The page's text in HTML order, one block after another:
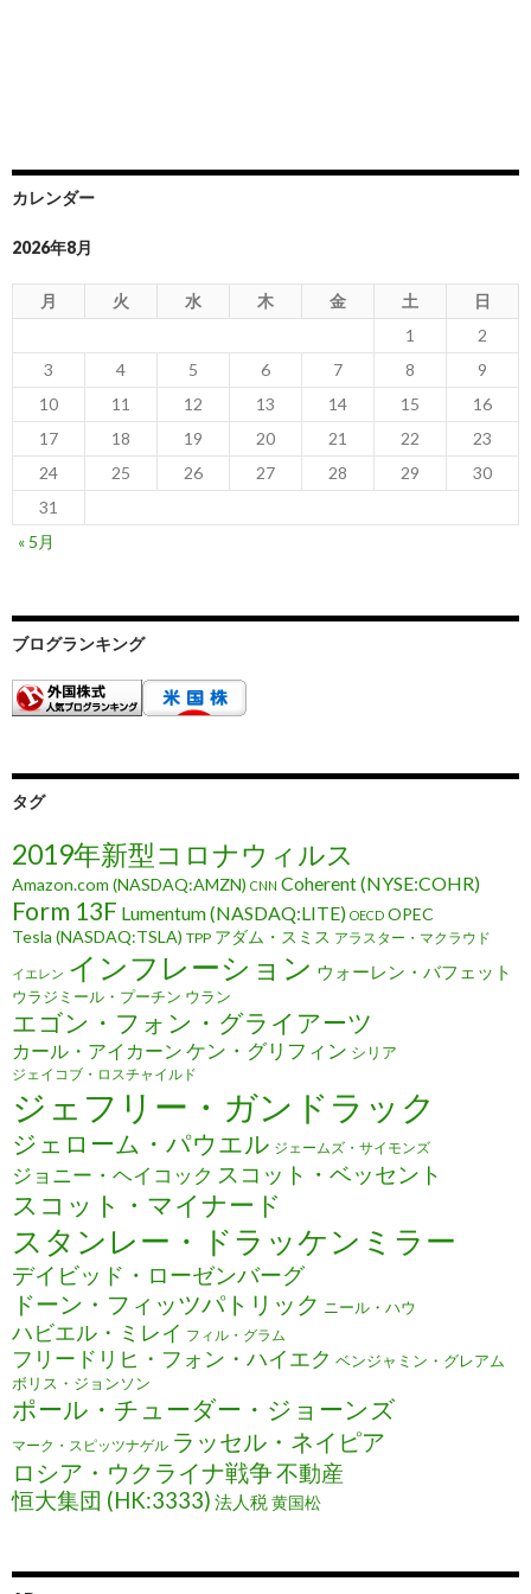
カレンダー
2026年8月
月 火 水 木 金 土
日
1
2
3
4 5 6 7 8
9
10
11 12 13 14 15
16
17
18 19 20 21 22
23
24
25 26 27 28 29
30
31
« 5月
ブログランキング
タグ
2019年新型コロナウィルス
Amazon.com (NASDAQ:AMZN) CNN Coherent (NYSE:COHR)
Form 13F Lumentum (NASDAQ:LITE) OECD OPEC
Tesla (NASDAQ:TSLA) TPP アダム・スミス アラスター・マクラウド
イエレン インフレーション ウォーレン・バフェット
ウラジミール・プーチン ウラン
エゴン・フォン・グライアーツ
カール・アイカーン ケン・グリフィン シリア
ジェイコブ・ロスチャイルド
ジェフリー・ガンドラック
ジェローム・パウエル ジェームズ・サイモンズ
ジョニー・ヘイコック スコット・ベッセント
スコット・マイナード
スタンレー・ドラッケンミラー
デイビッド・ローゼンバーグ
ドーン・フィッツパトリック ニール・ハウ
ハビエル・ミレイ フィル・グラム
フリードリヒ・フォン・ハイエク ベンジャミン・グレアム
ボリス・ジョンソン
ポール・チューダー・ジョーンズ
マーク・スピッツナゲル ラッセル・ネイピア
ロシア・ウクライナ戦争不動産
恒大集団 (HK:3333) 法人税黄国松